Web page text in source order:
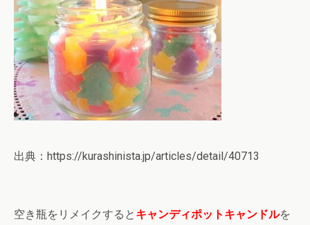
出典：https://kurashinista.jp/articles/detail/40713
空き瓶をリメイクすると キャンディポットキャンドルを